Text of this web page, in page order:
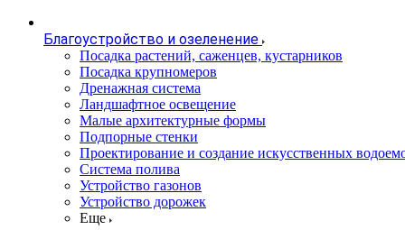
Благоустройство и озеленение
Посадка растений, саженцев, кустарников
Посадка крупномеров
Дренажная система
Ландшафтное освещение
Малые архитектурные формы
Подпорные стенки
Проектирование и создание искусственных
Система полива
Устройство газонов
Устройство дорожек
Еще